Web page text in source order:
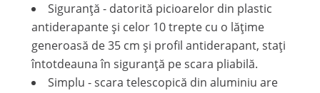
Siguranță - datorită picioarelor din plastic
antiderapante și celor 10 trepte cu o lățime
generoasă de 35 cm și profil antiderapant, stați
întotdeauna în siguranță pe scara pliabilă.
Simplu - scara telescopică din aluminiu are